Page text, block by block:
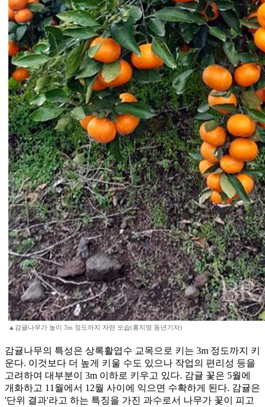
▲감귤나무가 높이 3m 정도까지 자란 모습(홍지영 동년기자)
감귤나무의 특성은 상록활엽수 교목으로 키는 3m 정도까지 키
운다. 이것보다 더 높게 키울 수도 있으나 작업의 편리성 등을
고려하여 대부분이 3m 이하로 키우고 있다. 감귤 꽃은 5월에
개화하고 11월에서 12월 사이에 익으면 수확하게 된다. 감귤은
'단위 결과'라고 하는 특징을 가진 과수로서 나무가 꽃이 피고